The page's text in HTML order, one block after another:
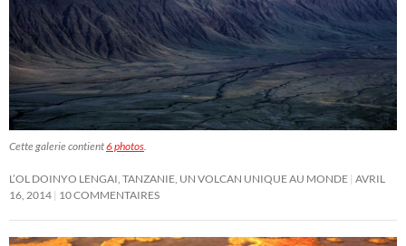
Cette galerie contient6 photos
L’OL DOINYO LENGAI, TANZANIE, UN VOLCAN UNIQUE AU MONDE AVRIL
16, 2014 10 COMMENTAIRES